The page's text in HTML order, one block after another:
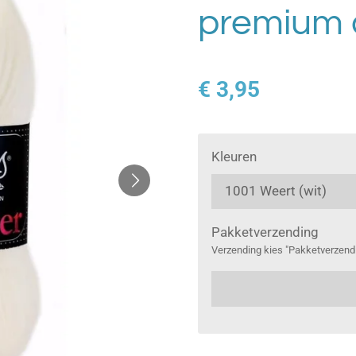
premium
€ 3,95
Kleuren
Pakketverzending
Verzending kies